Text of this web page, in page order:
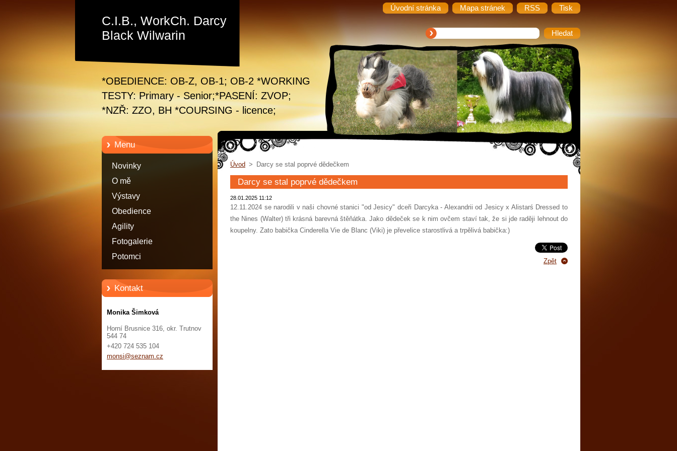
Úvodní stránka Mapa stránek RSS Tisk
C.I.B., WorkCh. Darcy
Black Wilwarin
*OBEDIENCE: OB-Z, OB-1; OB-2 *WORKING
TESTY: Primary - Senior;*PASENÍ: ZVOP;
*NZŘ: ZZO, BH *COURSING - licence;
Menu
Novinky
O mě
Výstavy
Obedience
Agility
Fotogalerie
Potomci
Kontakt
Monika Šimková
Horní Brusnice 316, okr. Trutnov
544 74
+420 724 535 104
monsi@seznam.cz
Úvod > Darcy se stal poprvé dědečkem
Darcy se stal poprvé dědečkem
28.01.2025 11:12
12.11.2024 se narodili v naši chovné stanici "od Jesicy" dceři Darcyka - Alexandrii od Jesicy x Alistarś Dressed to
the Nines (Walter) tři krásná barevná štěňátka. Jako dědeček se k nim ovčem staví tak, že si jde raději lehnout do
koupelny. Zato babička Cinderella Vie de Blanc (Viki) je převelice starostlivá a trpělivá babička:)
Zpět